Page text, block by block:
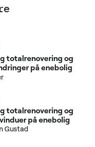
totalrenovering og
på enebolig
totalrenovering og
på enebolig
Gustad